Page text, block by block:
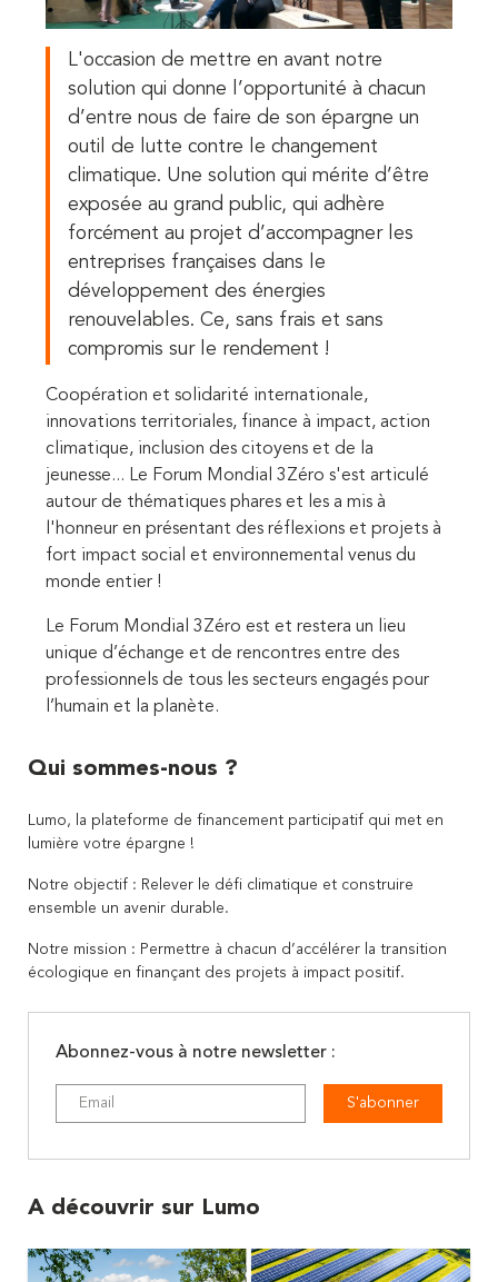
L'occasion de mettre en avant notre
solution qui donne l’opportunité à chacun
d’entre nous de faire de son épargne un
outil de lutte contre le changement
climatique. Une solution qui mérite d’être
exposée au grand public, qui adhère
forcément au projet d’accompagner les
entreprises françaises dans le
développement des énergies
renouvelables. Ce, sans frais et sans
compromis sur le rendement !
Coopération et solidarité internationale,
innovations territoriales, finance à impact, action
climatique, inclusion des citoyens et de la
jeunesse... Le Forum Mondial 3Zéro s'est articulé
autour de thématiques phares et les a mis à
l'honneur en présentant des réflexions et projets à
fort impact social et environnemental venus du
monde entier !
Le Forum Mondial 3Zéro est et restera un lieu
unique d’échange et de rencontres entre des
professionnels de tous les secteurs engagés pour
l’humain et la planète.
Qui sommes-nous ?
Lumo, la plateforme de financement participatif qui met en
lumière votre épargne !
Notre objectif : Relever le défi climatique et construire
ensemble un avenir durable.
Notre mission : Permettre à chacun d’accélérer la transition
écologique en finançant des projets à impact positif.
Abonnez-vous à notre newsletter :
S'abonner
A découvrir sur Lumo